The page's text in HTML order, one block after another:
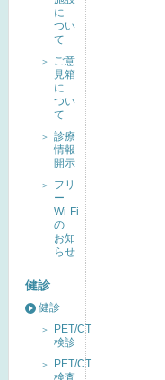
に
つい
て
ご意
見箱
に
つい
て
診療
情報
開示
フリ
ー
Wi-Fi
の
お知
らせ
健診
健診
PET/CT
検診
PET/CT
検査